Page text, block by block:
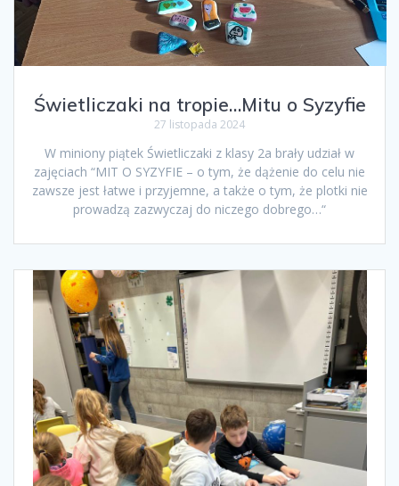
Świetliczaki na tropie…Mitu o Syzyfie
27 listopada 2024
W miniony piątek Świetliczaki z klasy 2a brały udział w
zajęciach “MIT O SYZYFIE – o tym, że dążenie do celu nie
zawsze jest łatwe i przyjemne, a także o tym, że plotki nie
prowadzą zazwyczaj do niczego dobrego…“